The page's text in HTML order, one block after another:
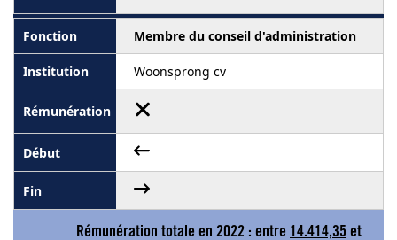
Membre du conseil d'administration
Woonsprong cv
Rémunération totale en 2022 : entre 14.414,35 et